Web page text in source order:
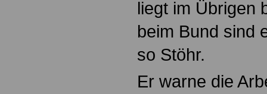
liegt im Übrigen
beim Bund sind
so Stöhr.
Er warne die